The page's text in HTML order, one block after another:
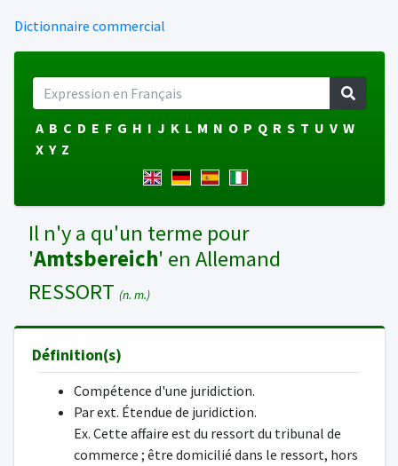
Dictionnaire commercial
A B C D E F G H I J K L M N O P Q R S T U V W
X Y Z
Il n'y a qu'un terme pour
'Amtsbereich' en Allemand
RESSORT (n. m.)
Définition(s)
Compétence d'une juridiction.
Par ext. Étendue de juridiction.
Ex. Cette affaire est du ressort du tribunal de
commerce ; être domicilié dans le ressort, hors